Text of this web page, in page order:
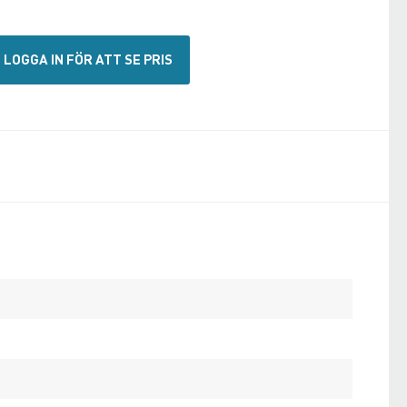
LOGGA IN FÖR ATT SE PRIS